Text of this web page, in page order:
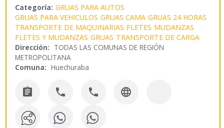
Categoría: GRUAS PARA AUTOS
GRUAS PARA VEHICULOS GRUAS CAMA GRUAS 24 HORAS
TRANSPORTE DE MAQUINARIAS FLETES MUDANZAS
FLETES Y MUDANZAS GRUAS TRANSPORTE DE CARGA
Dirección: TODAS LAS COMUNAS DE REGIÓN
METROPOLITANA
Comuna: Huechuraba
   